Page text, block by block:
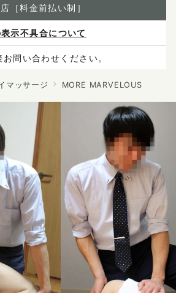
［料金前払い制］
示不具合について
問い合わせください。
支払いください。
て
マッサージ MORE MARVELOUS